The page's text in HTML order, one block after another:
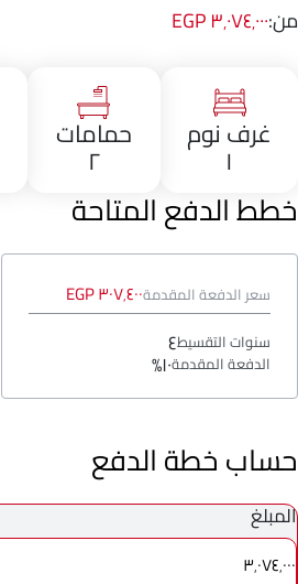
من:٣٬٠٧٤٬٠٠٠ EGP
غرف نوم
١
حمامات
٢
خطط الدفع المتاحة
سعر الدفعة المقدمة٣٠٧٬٤٠٠ EGP
سنوات التقسيط٤
الدفعة المقدمة١٠%
حساب خطة الدفع
المبلغ
٣٬٠٧٤٬٠٠٠